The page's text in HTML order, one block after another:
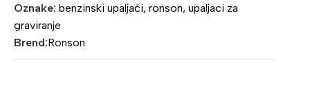
Oznake: benzinski upaljači, ronson, upaljaci za
graviranje
Brend:Ronson